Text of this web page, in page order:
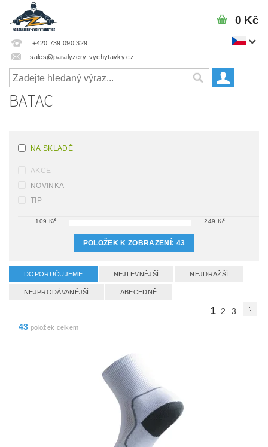
+420 739 090 329
sales@paralyzery-vychytavky.cz
0 Kč
BATAC
NA SKLADĚ
AKCE
NOVINKA
TIP
109 Kč 249 Kč
POLOŽEK K ZOBRAZENÍ: 43
DOPORUČUJEME NEJLEVNĚJŠÍ NEJDRAŽŠÍ
NEJPRODÁVANĚJŠÍ ABECEDNĚ
1 2
3
43 položek celkem